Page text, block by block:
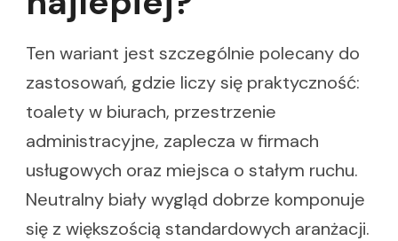
Ten wariant jest szczególnie polecany do
zastosowań, gdzie liczy się praktyczność:
toalety w biurach, przestrzenie
administracyjne, zaplecza w firmach
usługowych oraz miejsca o stałym ruchu.
Neutralny biały wygląd dobrze komponuje
się z większością standardowych aranżacji.